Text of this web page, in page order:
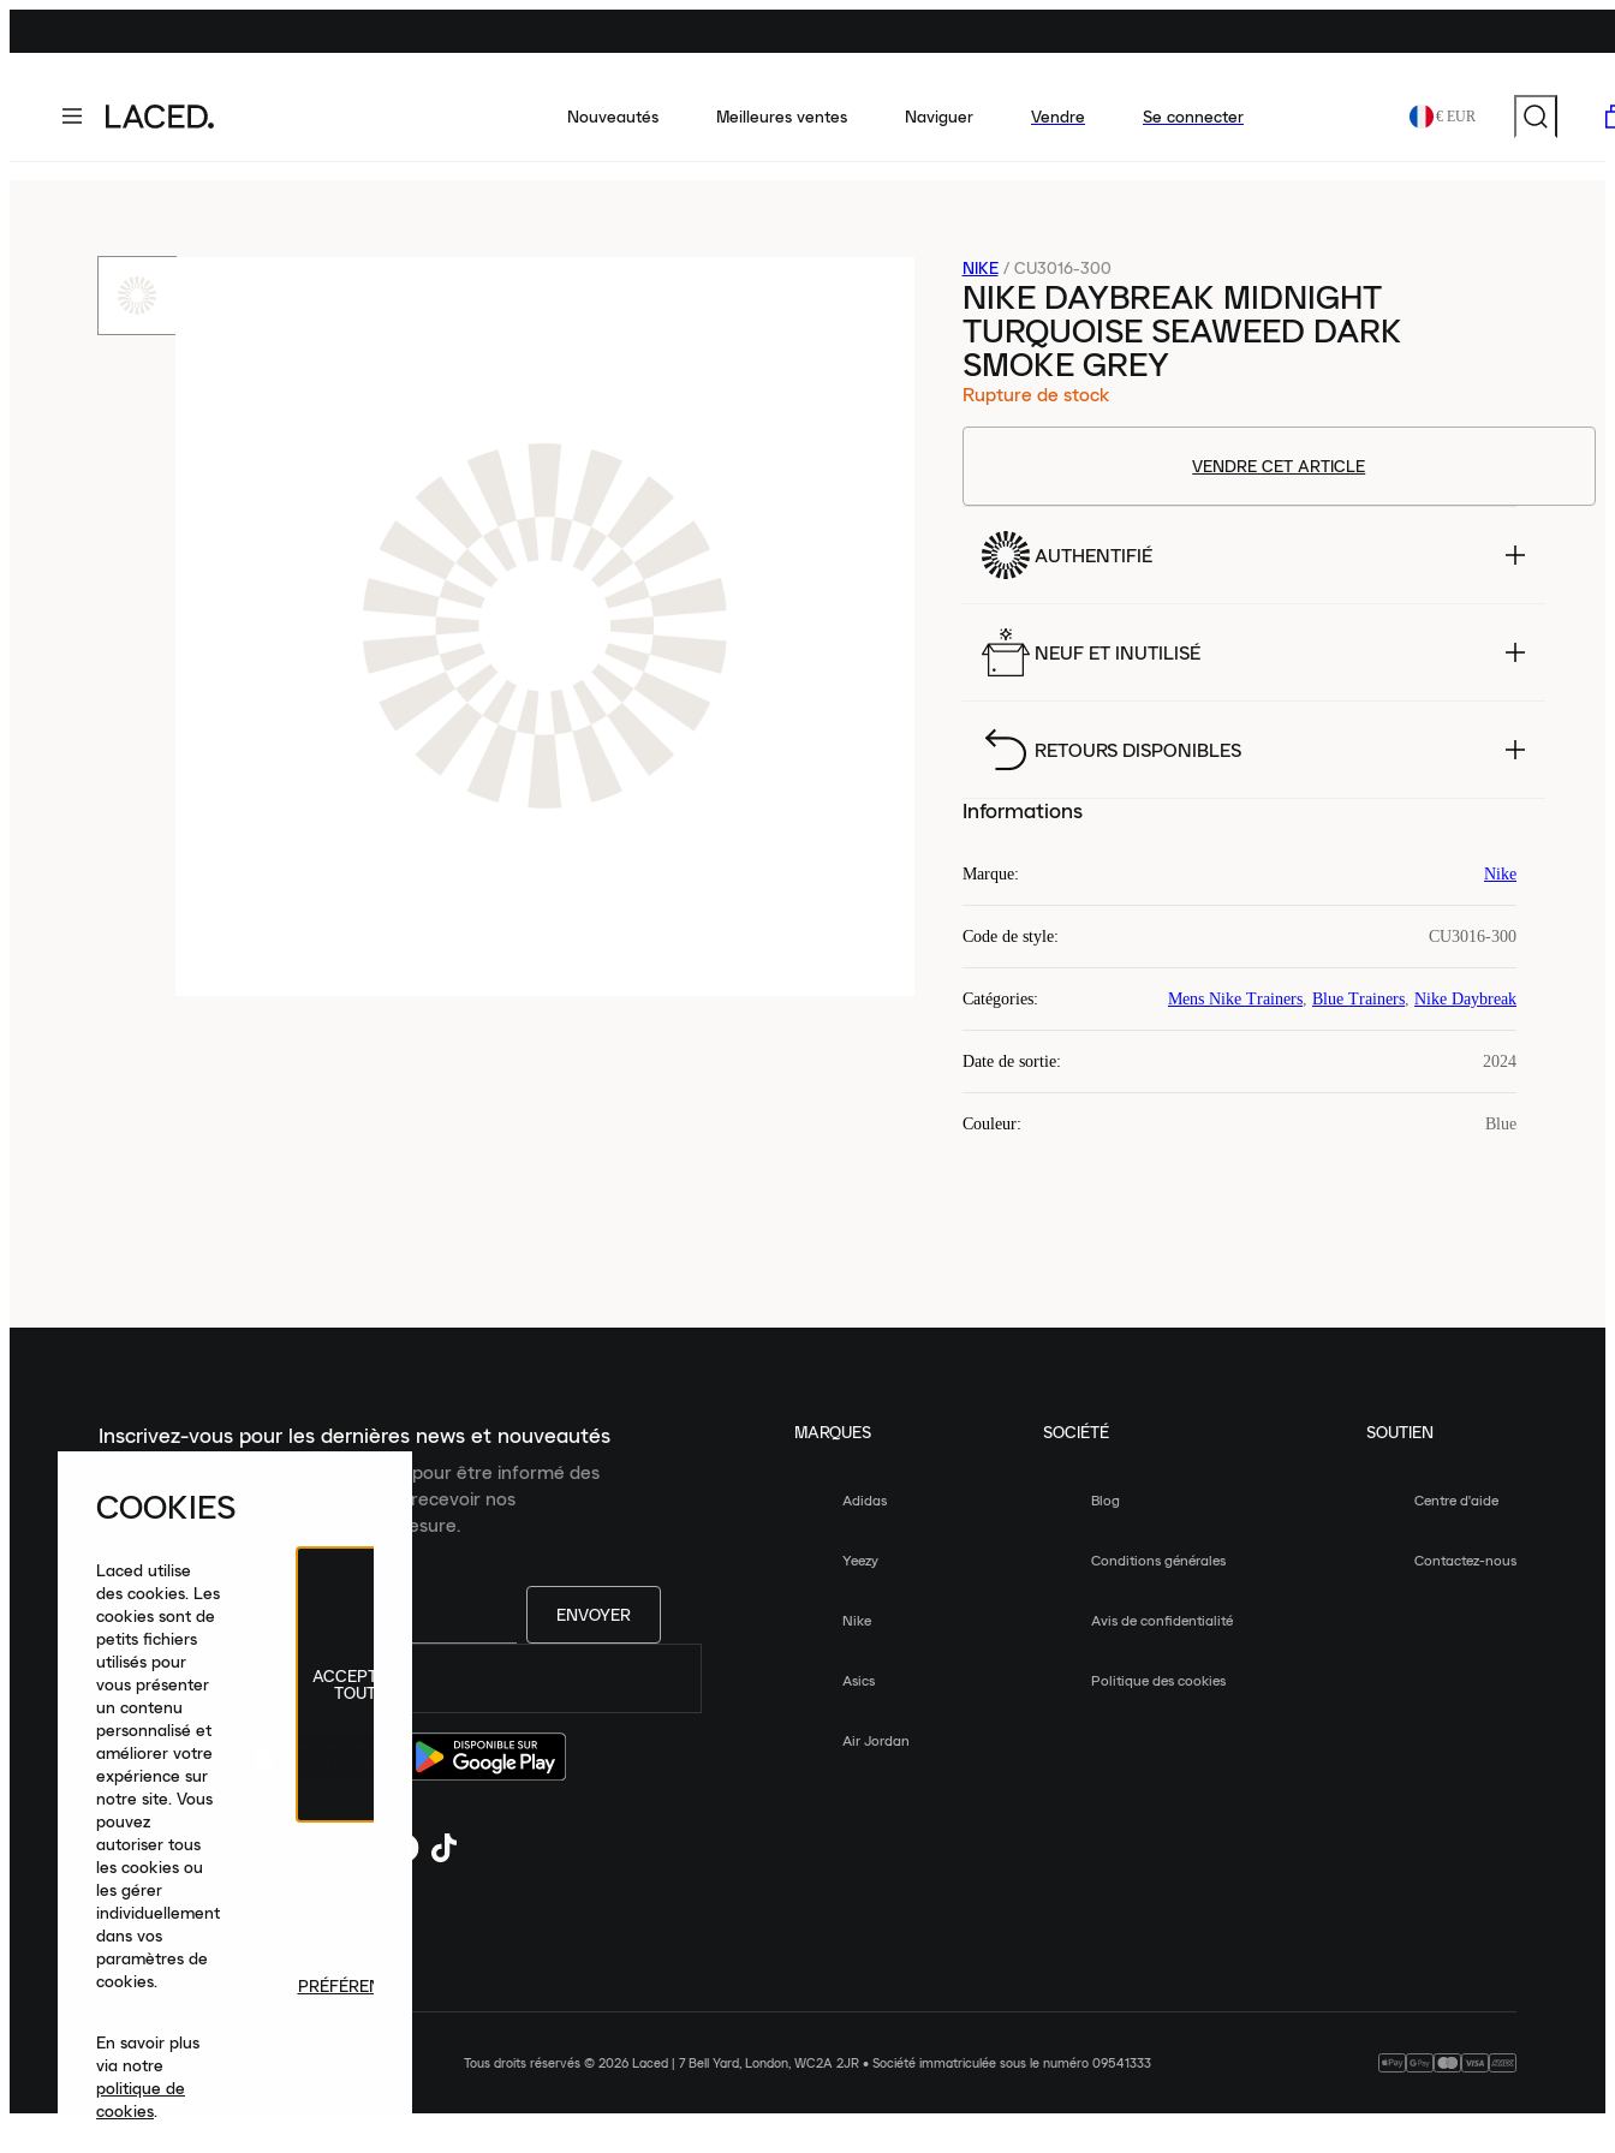
Nouveautés Meilleures ventes Naviguer Vendre Se connecter € EUR
NIKE / CU3016-300
NIKE DAYBREAK MIDNIGHT
TURQUOISE SEAWEED DARK
SMOKE GREY
Rupture de stock
VENDRE CET ARTICLE
AUTHENTIFIÉ
NEUF ET INUTILISÉ
RETOURS DISPONIBLES
Informations
Marque: Nike
Code de style: CU3016-300
Catégories: Mens Nike Trainers, Blue Trainers, Nike Daybreak
Date de sortie: 2024
Couleur: Blue
Inscrivez-vous pour les dernières news et nouveautés
Inscrivez-vous à la newsletter Laced pour être informé des
dernières nouveautés, collections et recevoir nos
recommandations de produits sur mesure.
ENVOYER
France|Français
MARQUES
Adidas
Yeezy
Nike
Asics
Air Jordan
SOCIÉTÉ
Blog
Conditions générales
Avis de confidentialité
Politique des cookies
SOUTIEN
Centre d'aide
Contactez-nous
Tous droits réservés © 2026 Laced | 7 Bell Yard, London, WC2A 2JR • Société immatriculée sous le numéro 09541333
COOKIES
Laced utilise
des cookies. Les
cookies sont de
petits fichiers
utilisés pour
vous présenter
un contenu
personnalisé et
améliorer votre
expérience sur
notre site. Vous
pouvez
autoriser tous
les cookies ou
les gérer
individuellement
dans vos
paramètres de
cookies.
En savoir plus
via notre
politique de
cookies.
ACCEPTER
TOUT
PRÉFÉRENCES